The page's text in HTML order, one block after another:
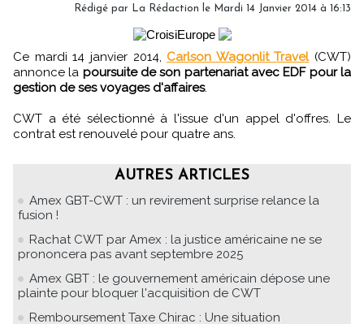
Rédigé par La Rédaction le Mardi 14 Janvier 2014 à 16:13
Ce mardi 14 janvier 2014, Carlson Wagonlit Travel(CWT)
annonce la poursuite de son partenariat avec EDF pour la
gestion de ses voyages d'affaires.
CWT a été sélectionné à l'issue d'un appel d'offres. Le
contrat est renouvelé pour quatre ans.
AUTRES ARTICLES
Amex GBT-CWT : un revirement surprise relance la
fusion !
Rachat CWT par Amex : la justice américaine ne se
prononcera pas avant septembre 2025
Amex GBT : le gouvernement américain dépose une
plainte pour bloquer l'acquisition de CWT
Remboursement Taxe Chirac : Une situation